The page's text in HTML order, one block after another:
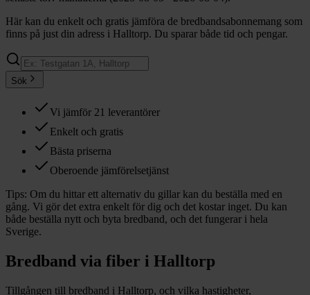
Här kan du enkelt och gratis jämföra de bredbandsabonnemang som
finns på just din adress i Halltorp. Du sparar både tid och pengar.
Sök
Vi jämför 21 leverantörer
Enkelt och gratis
Bästa priserna
Oberoende jämförelsetjänst
Tips: Om du hittar ett alternativ du gillar kan du beställa med en
gång. Vi gör det extra enkelt för dig och det kostar inget. Du kan
både beställa nytt och byta bredband, och det fungerar i hela
Sverige.
Bredband via fiber i Halltorp
Tillgången till bredband i Halltorp, och vilka hastigheter,